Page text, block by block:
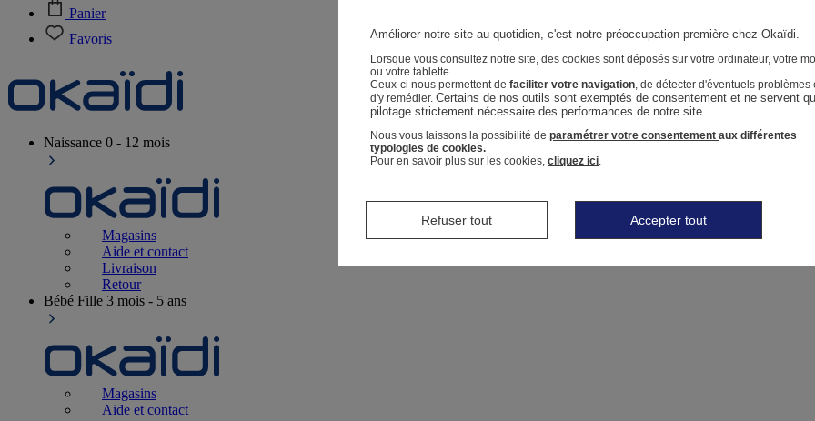
Panier
Favoris
Naissance 0 - 12 mois
Magasins
Aide et contact
Livraison
Retour
Bébé Fille 3 mois - 5 ans
Magasins
Aide et contact
Améliorer notre site au quotidien, c'est notre préoccupation première chez Okaïdi.
Lorsque vous consultez notre site, des cookies sont déposés sur votre ordinateur, votre
ou votre tablette.
Ceux-ci nous permettent de faciliter votre navigation, de détecter d'éventuels problèmes
d'y remédier. Certains de nos outils sont exemptés de consentement et ne servent
pilotage strictement nécessaire des performances de notre site.
Nous vous laissons la possibilité de paramétrer votre consentement aux différentes
typologies de cookies.
Pour en savoir plus sur les cookies, cliquez ici.
Refuser tout Accepter tout